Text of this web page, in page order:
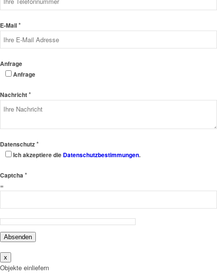
E-Mail*
Anfrage
Anfrage
Nachricht*
Datenschutz*
Ich akzeptiere die Datenschutzbestimmungen.
Captcha *
=
Absenden
x
Objekte einliefern